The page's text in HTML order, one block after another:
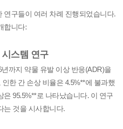
연구들이 여러 차례 진행되었습니다.
합니다:
스템 연구
까지 약물 유발 이상 반응(ADR)을
한 간 손상 비율은 4.5%**에 불과했
은 95.5%**로 나타났습니다. 이 연구
는 것을 시사합니다.